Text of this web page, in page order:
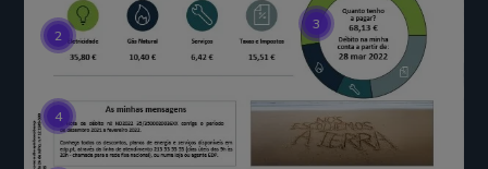
2
3
4